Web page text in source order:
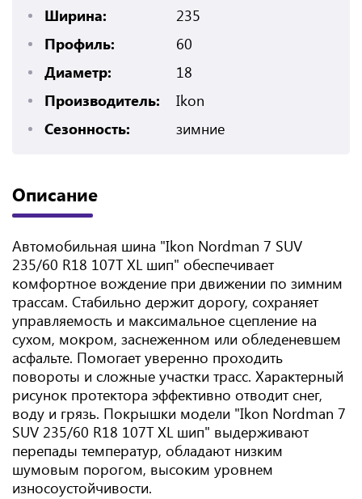
Ширина:
235
Профиль:
60
Диаметр:
18
Производитель:
Ikon
Сезонность:
зимние
Описание
Автомобильная шина "Ikon Nordman 7 SUV
235/60 R18 107T XL шип" обеспечивает
комфортное вождение при движении по зимним
трассам. Стабильно держит дорогу, сохраняет
управляемость и максимальное сцепление на
сухом, мокром, заснеженном или обледеневшем
асфальте. Помогает уверенно проходить
повороты и сложные участки трасс. Характерный
рисунок протектора эффективно отводит снег,
воду и грязь. Покрышки модели "Ikon Nordman 7
SUV 235/60 R18 107T XL шип" выдерживают
перепады температур, обладают низким
шумовым порогом, высоким уровнем
износоустойчивости.